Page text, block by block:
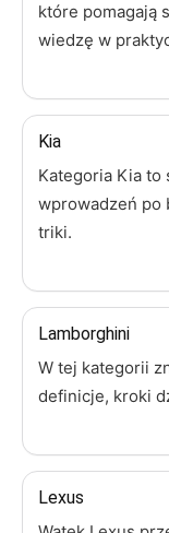
które pomagają
wiedzę w
Kia
Kategoria Kia to
wprowadzeń po
triki.
Lamborghini
W tej kategorii
definicje, kroki
Lexus